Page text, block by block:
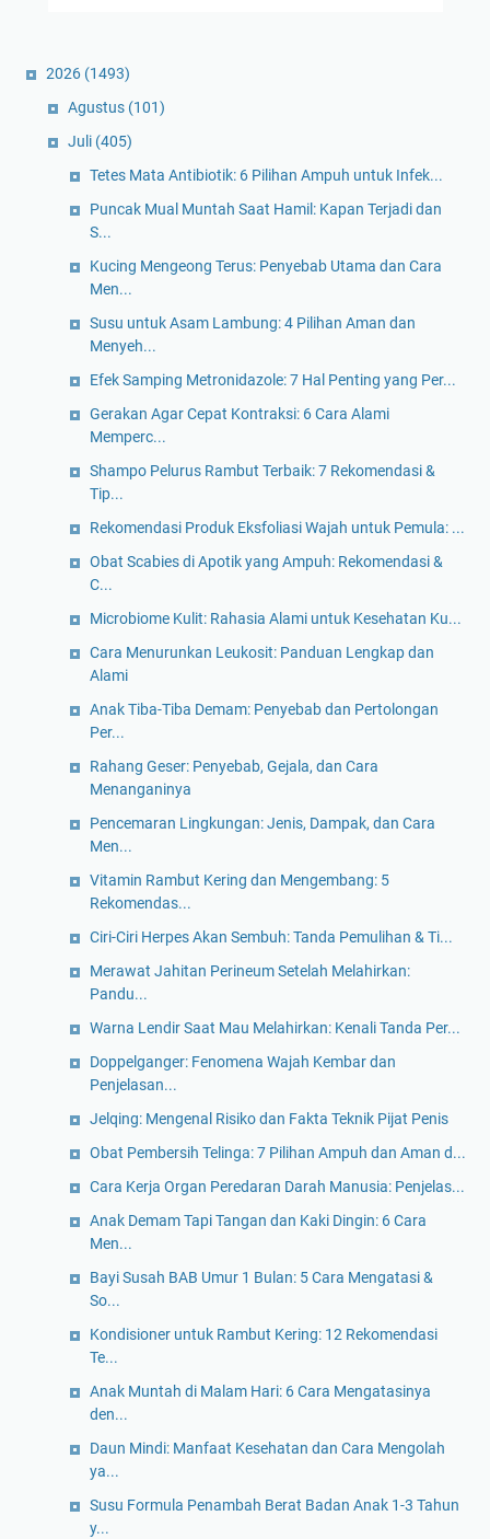
2026 (1493)
Agustus (101)
Juli (405)
Tetes Mata Antibiotik: 6 Pilihan Ampuh untuk Infek...
Puncak Mual Muntah Saat Hamil: Kapan Terjadi dan
S...
Kucing Mengeong Terus: Penyebab Utama dan Cara
Men...
Susu untuk Asam Lambung: 4 Pilihan Aman dan
Menyeh...
Efek Samping Metronidazole: 7 Hal Penting yang Per...
Gerakan Agar Cepat Kontraksi: 6 Cara Alami
Memperc...
Shampo Pelurus Rambut Terbaik: 7 Rekomendasi &
Tip...
Rekomendasi Produk Eksfoliasi Wajah untuk Pemula: ...
Obat Scabies di Apotik yang Ampuh: Rekomendasi &
C...
Microbiome Kulit: Rahasia Alami untuk Kesehatan Ku...
Cara Menurunkan Leukosit: Panduan Lengkap dan
Alami
Anak Tiba-Tiba Demam: Penyebab dan Pertolongan
Per...
Rahang Geser: Penyebab, Gejala, dan Cara
Menanganinya
Pencemaran Lingkungan: Jenis, Dampak, dan Cara
Men...
Vitamin Rambut Kering dan Mengembang: 5
Rekomendas...
Ciri-Ciri Herpes Akan Sembuh: Tanda Pemulihan & Ti...
Merawat Jahitan Perineum Setelah Melahirkan:
Pandu...
Warna Lendir Saat Mau Melahirkan: Kenali Tanda Per...
Doppelganger: Fenomena Wajah Kembar dan
Penjelasan...
Jelqing: Mengenal Risiko dan Fakta Teknik Pijat Penis
Obat Pembersih Telinga: 7 Pilihan Ampuh dan Aman d...
Cara Kerja Organ Peredaran Darah Manusia: Penjelas...
Anak Demam Tapi Tangan dan Kaki Dingin: 6 Cara
Men...
Bayi Susah BAB Umur 1 Bulan: 5 Cara Mengatasi &
So...
Kondisioner untuk Rambut Kering: 12 Rekomendasi
Te...
Anak Muntah di Malam Hari: 6 Cara Mengatasinya
den...
Daun Mindi: Manfaat Kesehatan dan Cara Mengolah
ya...
Susu Formula Penambah Berat Badan Anak 1-3 Tahun
y...